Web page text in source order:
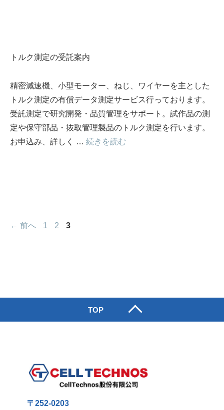
トルク測定の受託案内
精密減速機、小型モーター、ねじ、ワイヤーを主とした
トルク測定の有償データ測定サービス行っております。
受託測定で研究開発・品質管理をサポート。試作品の測
定や保守部品・抜取管理製品のトルク測定を行います。
お申込み、詳しく … 続きを読む
← 前へ
ペ
1
ペ
2
ペ
3
TOP
〒252-0203